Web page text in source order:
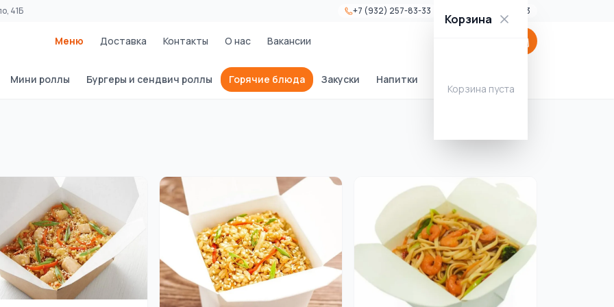
41Б +7 (932) 257-83-33 +7 (34675) 7-87-33
Меню Доставка Контакты О нас Вакансии
Мини роллы Бургеры и сендвич роллы Горячие блюда Закуски Напитки
Корзина
Корзина пуста